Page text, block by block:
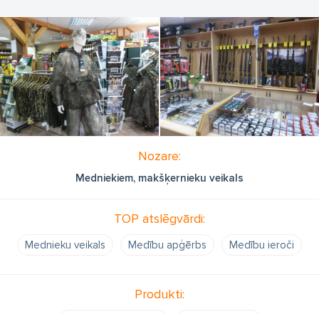
Nozare:
Medniekiem, makšķernieku veikals
TOP atslēgvārdi:
Mednieku veikals Medību apģērbs Medību ieroči
Produkti: